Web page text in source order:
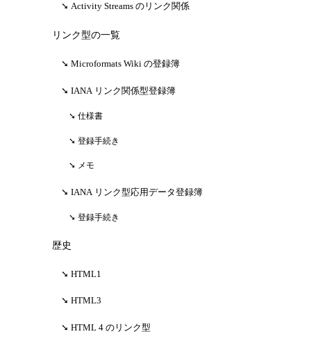
Activity Streams のリンク関係
リンク型の一覧
Microformats Wiki の登録簿
IANA リンク関係型登録簿
仕様書
登録手続き
メモ
IANA リンク型応用データ登録簿
登録手続き
歴史
HTML1
HTML3
HTML 4 のリンク型